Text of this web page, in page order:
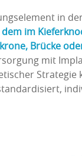
in
im
Brücke
mit
Strategie